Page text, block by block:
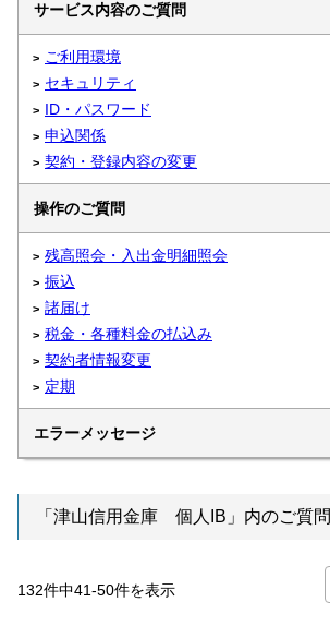
サービス内容のご質問
ご利用環境
セキュリティ
ID・パスワード
申込関係
契約・登録内容の変更
操作のご質問
残高照会・入出金明細照会
振込
諸届け
税金・各種料金の払込み
契約者情報変更
定期
エラーメッセージ
「津山信用金庫 個人IB」内のご質問
132件中41-50件を表示